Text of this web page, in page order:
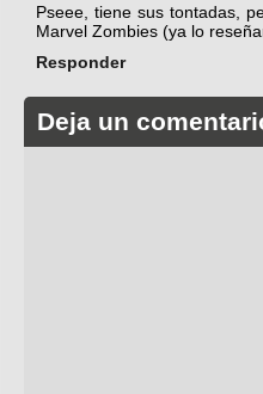
Pseee, tiene sus tontadas,
Marvel Zombies (ya lo
Responder
Deja un